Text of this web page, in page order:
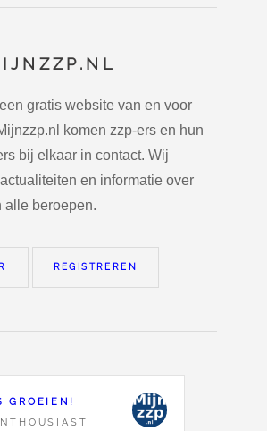
gratis website van en voor
komen zzp-ers en hun
bij elkaar in contact. Wij
en informatie over
alle beroepen.
REGISTREREN
GROEIEN!